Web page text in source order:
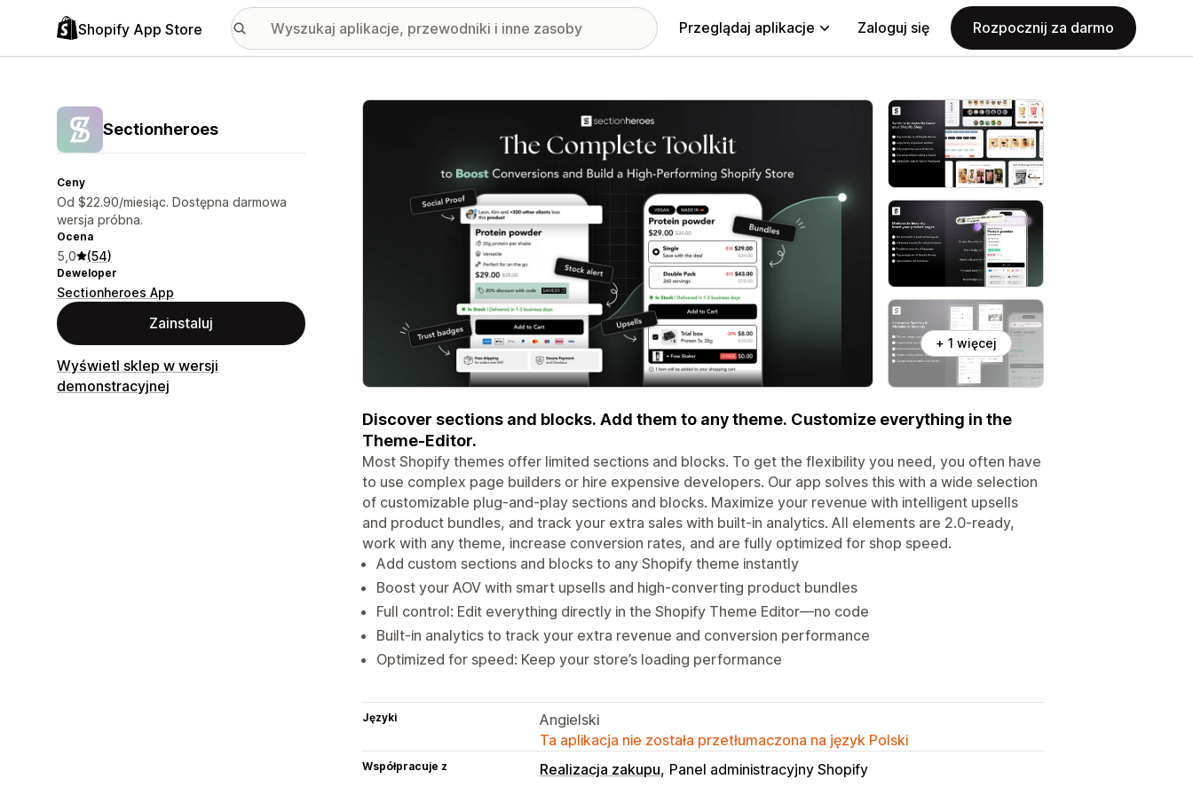
Shopify App Store Przeglądaj aplikacje Zaloguj się Rozpocznij za darmo
Sectionheroes
Ceny
Od $22.90/miesiąc. Dostępna darmowa
wersja próbna.
Ocena
5,0 (54)
Deweloper
Sectionheroes App
Zainstaluj
Wyświetl sklep w wersji
demonstracyjnej
Wyróżnione obrazy w galerii
+ 1 więcej
Discover sections and blocks. Add them to any theme. Customize everything in the
Theme-Editor.
Most Shopify themes offer limited sections and blocks. To get the flexibility you need, you often have
to use complex page builders or hire expensive developers. Our app solves this with a wide selection
of customizable plug-and-play sections and blocks. Maximize your revenue with intelligent upsells
and product bundles, and track your extra sales with built-in analytics. All elements are 2.0-ready,
work with any theme, increase conversion rates, and are fully optimized for shop speed.
Add custom sections and blocks to any Shopify theme instantly
Boost your AOV with smart upsells and high-converting product bundles
Full control: Edit everything directly in the Shopify Theme Editor—no code
Built-in analytics to track your extra revenue and conversion performance
Optimized for speed: Keep your store’s loading performance
Języki
Angielski
Ta aplikacja nie została przetłumaczona na język Polski
Współpracuje z Realizacja zakupu Panel administracyjny Shopify